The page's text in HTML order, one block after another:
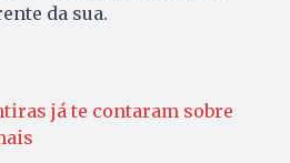
da sua.
já te contaram sobre